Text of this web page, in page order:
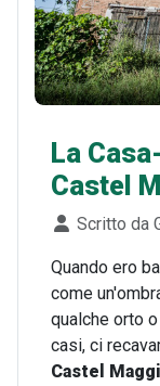
La
Castel
Dettagli
Scritto da
Quando ero
come
qualche orto
casi, ci
Castel